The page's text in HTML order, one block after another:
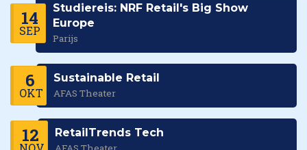
14
SEP
Studiereis: NRF Retail's Big Show
Europe
Parijs
6
OKT
Sustainable Retail
AFAS Theater
12 RetailTrends Tech